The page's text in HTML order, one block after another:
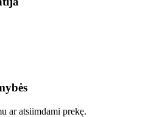
ar atsiimdami prekę.